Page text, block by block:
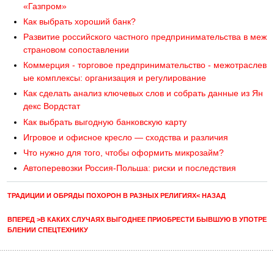
«Газпром»
Как выбрать хороший банк?
Развитие российского частного предпринимательства в меж
страновом сопоставлении
Коммерция - торговое предпринимательство - межотраслев
ые комплексы: организация и регулирование
Как сделать анализ ключевых слов и собрать данные из Ян
декс Вордстат
Как выбрать выгодную банковскую карту
Игровое и офисное кресло — сходства и различия
Что нужно для того, чтобы оформить микрозайм?
Автоперевозки Россия-Польша: риски и последствия
ТРАДИЦИИ И ОБРЯДЫ ПОХОРОН В РАЗНЫХ РЕЛИГИЯХ< НАЗАД
ВПЕРЕД >В КАКИХ СЛУЧАЯХ ВЫГОДНЕЕ ПРИОБРЕСТИ БЫВШУЮ В УПОТРЕ
БЛЕНИИ СПЕЦТЕХНИКУ